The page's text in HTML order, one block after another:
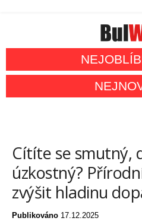
Cítíte se smutný,
úzkostný?
zvýšit hladinu
Publikováno 17.12.2025